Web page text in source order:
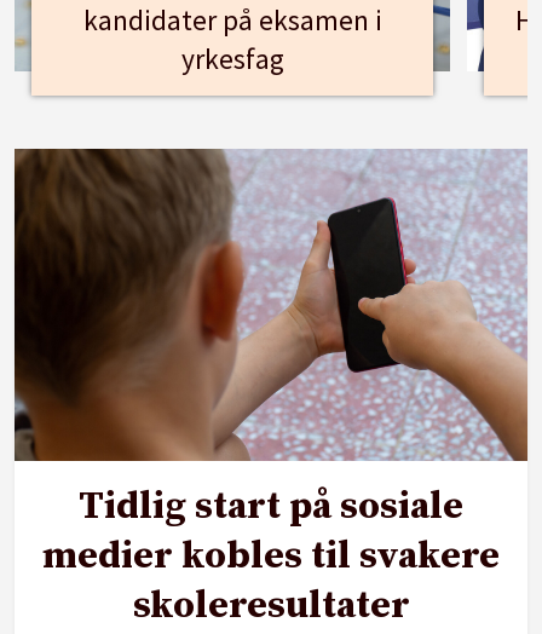
kandidater på eksamen i
yrkesfag
Tidlig start på sosiale
medier kobles til svakere
skoleresultater